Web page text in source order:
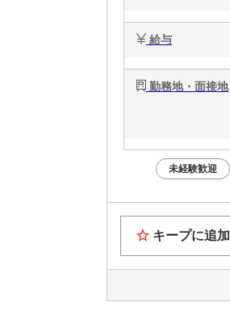
給与
勤務地・面接地
未経験歓迎
キープに追加